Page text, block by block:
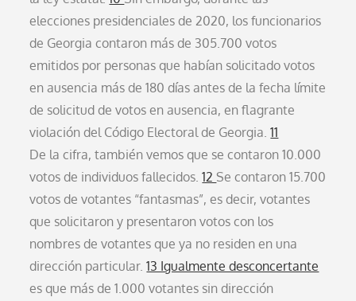
elecciones presidenciales de 2020, los funcionarios
de Georgia contaron más de 305.700 votos
emitidos por personas que habían solicitado votos
en ausencia más de 180 días antes de la fecha límite
de solicitud de votos en ausencia, en flagrante
violación del Código Electoral de Georgia.11
De la cifra, también vemos que se contaron 10.000
votos de individuos fallecidos.12Se contaron 15.700
votos de votantes “fantasmas”, es decir, votantes
que solicitaron y presentaron votos con los
nombres de votantes que ya no residen en una
dirección particular.13 Igualmente desconcertante
es que más de 1.000 votantes sin dirección